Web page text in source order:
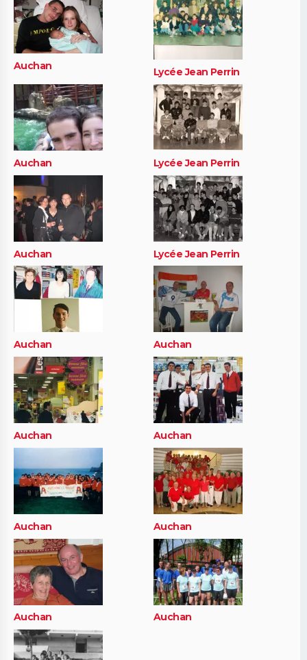
Auchan Lycée Jean Perrin
Auchan Lycée Jean Perrin
Auchan Lycée Jean Perrin
Auchan Auchan
Auchan Auchan
Auchan Auchan
Auchan Auchan